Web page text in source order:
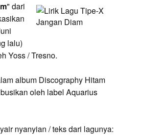
" dari
lalu)
Yoss / Tresno.
album Discography Hitam
oleh label Aquarius
nyanyian / teks dari lagunya: